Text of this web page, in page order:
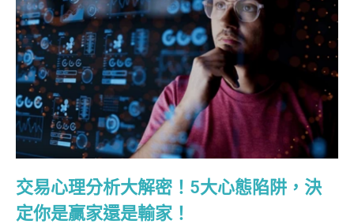
交易心理分析大解密！5大心態陷阱，決
定你是贏家還是輸家！